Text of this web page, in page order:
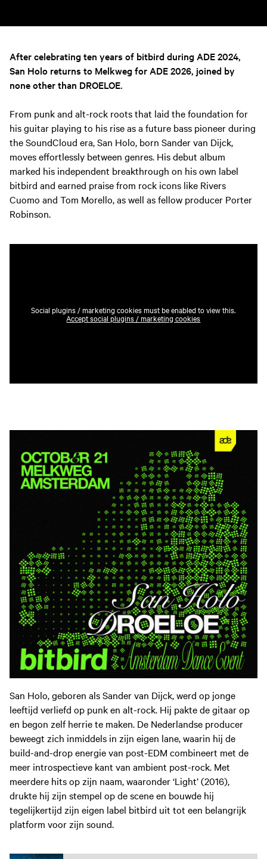
After celebrating ten years of bitbird during ADE 2024,
San Holo returns to Melkweg for ADE 2026, joined by
none other than DROELOE.
From punk and alt-rock roots that laid the foundation for
his guitar playing to his rise as a future bass pioneer during
the SoundCloud era, San Holo, born Sander van Dijck,
moves effortlessly between genres. His debut album
marked his independent breakthrough on his own label
bitbird and earned praise from rock icons like Rivers
Cuomo and Tom Morello, as well as fellow producer Porter
Robinson.
Social plugins / marketing cookies must be enabled to view this.
Accept social plugins / marketing cookies
San Holo, geboren als Sander van Dijck, werd op jonge
leeftijd verliefd op punk en alt-rock. Hij pakte de gitaar op
en begon zelf herrie te maken. De Nederlandse producer
beweegt zich inmiddels in zijn eigen lane, waarin hij de
build-and-drop energie van post-EDM combineert met de
meer introspectieve kant van ambient post-rock. Met
meerdere hits op zijn naam, waaronder ‘Light’ (2016),
drukte hij zijn stempel op de scene en bouwde hij
tegelijkertijd zijn eigen label bitbird uit tot een belangrijk
platform voor zijn sound.